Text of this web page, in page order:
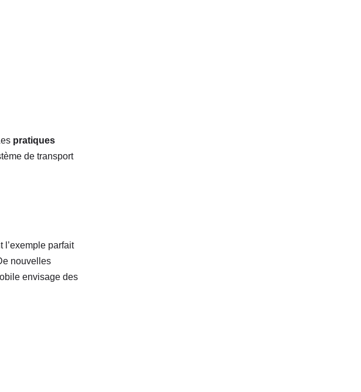
pratiques
de transport
l’exemple parfait
nouvelles
envisage des